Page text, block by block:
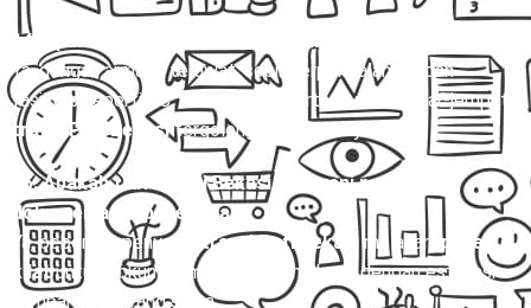
14. Apakah travel Pati Bekasi aman dan nyaman?
Ya, dengan armada terawat, sopir berpengalaman, dan
fasilitas seperti AC, kursi empuk, serta layanan antar-jemput,
travel Pati Bekasitergolong aman dan nyaman.
15. Apakah travel Pati Bekasi melayani pengiriman
dokumen atau paket kilat?
Ya, beberapa penyedia
travel Pati Bekasimelayani paket
kilatuntuk dokumen maupun barang kecil dengan estimasi
sampai di hari yang sama.